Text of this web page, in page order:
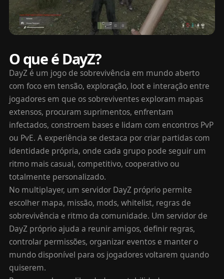
O que é DayZ?
DayZ é um jogo de sobrevivência em mundo aberto
com foco em tensão, exploração, loot e interação entre
jogadores em que os sobreviventes exploram mapas
extensos, procuram suprimentos, enfrentam
infectados, constroem bases e lidam com encontros PvP
ou PvE. A experiência se destaca por criar partidas com
identidade própria, onde cada grupo pode seguir um
ritmo mais casual, competitivo, cooperativo ou
totalmente personalizado.
No multiplayer, um servidor DayZ próprio permite
escolher mapa, missão, mods, whitelist, regras de
sobrevivência e ritmo da comunidade. Um servidor de
DayZ próprio ajuda a reunir amigos, definir regras,
controlar permissões, organizar eventos e manter o
mundo disponível para os jogadores voltarem quando
quiserem.